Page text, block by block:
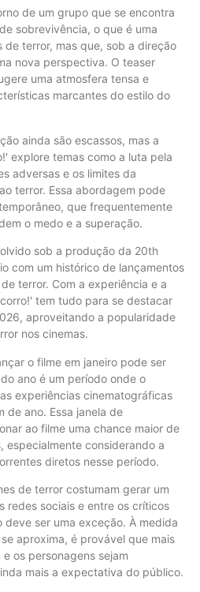
de um grupo que se encontra
sobrevivência, o que é uma
de terror, mas que, sob a direção
nova perspectiva. O teaser
uma atmosfera tensa e
marcantes do estilo do
ainda são escassos, mas a
explore temas como a luta pela
adversas e os limites da
terror. Essa abordagem pode
que frequentemente
o medo e a superação.
sob a produção da 20th
com um histórico de lançamentos
terror. Com a experiência e a
tem tudo para se destacar
aproveitando a popularidade
nos cinemas.
o filme em janeiro pode ser
ano é um período onde o
experiências cinematográficas
de ano. Essa janela de
ao filme uma chance maior de
especialmente considerando a
diretos nesse período.
de terror costumam gerar um
redes sociais e entre os críticos
deve ser uma exceção. À medida
aproxima, é provável que mais
os personagens sejam
mais a expectativa do público.